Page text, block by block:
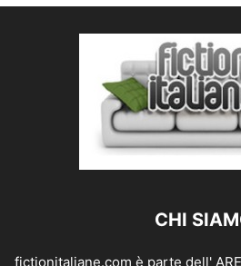
CHI
fictionitaliane.com è parte dell'